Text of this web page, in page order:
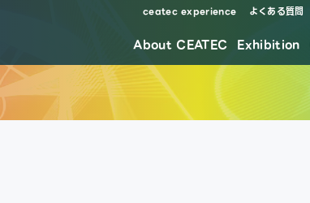
About CEATEC Exhibition
ceatec experience よくある質問